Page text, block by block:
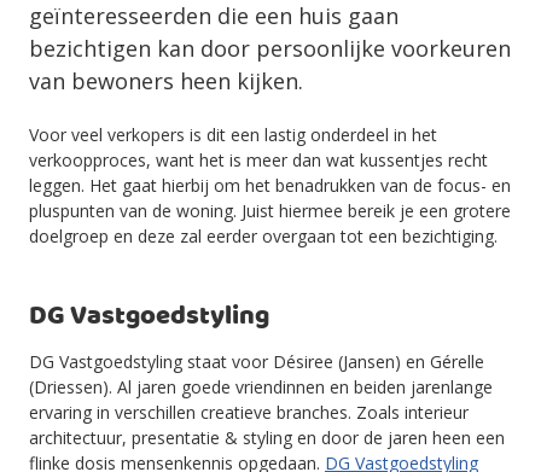
geïnteresseerden die een huis gaan
bezichtigen kan door persoonlijke voorkeuren
van bewoners heen kijken.
Voor veel verkopers is dit een lastig onderdeel in het
verkoopproces, want het is meer dan wat kussentjes recht
leggen. Het gaat hierbij om het benadrukken van de focus- en
pluspunten van de woning. Juist hiermee bereik je een grotere
doelgroep en deze zal eerder overgaan tot een bezichtiging.
DG Vastgoedstyling
DG Vastgoedstyling staat voor Désiree (Jansen) en Gérelle
(Driessen). Al jaren goede vriendinnen en beiden jarenlange
ervaring in verschillen creatieve branches. Zoals interieur
architectuur, presentatie & styling en door de jaren heen een
flinke dosis mensenkennis opgedaan. DG Vastgoedstyling